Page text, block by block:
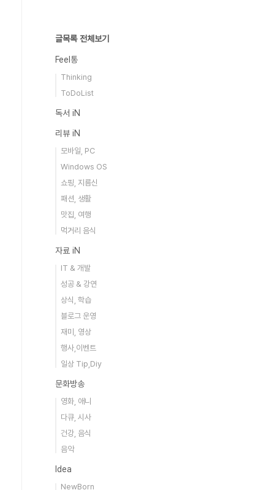
글목록 전체보기
Feel통
Thinking
ToDoList
독서 iN
리뷰 iN
모바일, PC
Windows OS
쇼핑, 지름신
패션, 생활
맛집, 여행
먹거리 음식
자료 iN
IT & 개발
성공 & 강연
상식, 학습
블로그 운영
재미, 영상
행사,이벤트
일상 Tip,Diy
문화방송
영화, 애니
다큐, 시사
건강, 음식
음악
Idea
NewBorn